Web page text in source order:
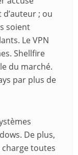
; ou
soient
Le VPN
Shellfire
du marché.
par plus de
De plus,
toutes